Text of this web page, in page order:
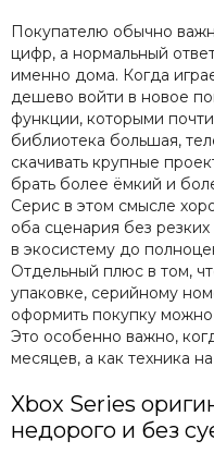
Покупателю обычно
цифр, а нормальный
именно дома. Когда
дешево войти в новое
функции, которыми
библиотека большая,
скачивать крупные
брать более ёмкий и
Серис в этом смысле
оба сценария без
в экосистему до
Отдельный плюс в том,
упаковке, серийному
оформить покупку можно
Это особенно важно,
месяцев, а как техника
Xbox Series
недорого и без